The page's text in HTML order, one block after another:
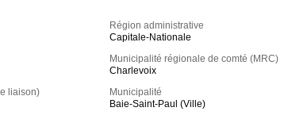
liaison)
Région administrative
Capitale-Nationale
Municipalité régionale de comté (MRC)
Charlevoix
Municipalité
Baie-Saint-Paul (Ville)